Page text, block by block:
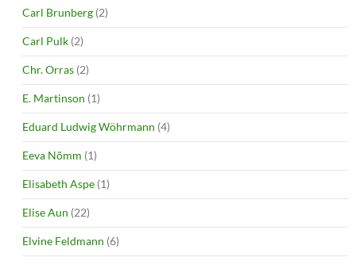
Carl Brunberg (2)
Carl Pulk (2)
Chr. Orras (2)
E. Martinson (1)
Eduard Ludwig Wöhrmann (4)
Eeva Nõmm (1)
Elisabeth Aspe (1)
Elise Aun (22)
Elvine Feldmann (6)